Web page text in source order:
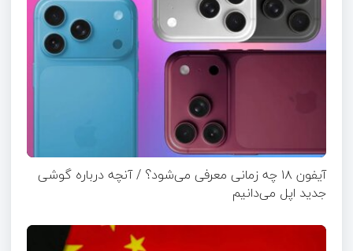
آیفون ۱۸ چه زمانی معرفی می‌شود؟ / آنچه درباره گوشی
جدید اپل می‌دانیم